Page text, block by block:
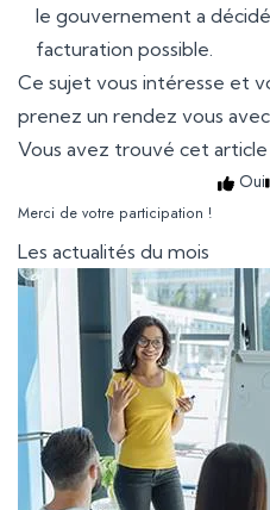
le gouvernement a
facturation possible.
Ce sujet vous intéresse et
prenez un rendez vous
Vous avez trouvé cet article
Oui
Merci de votre participation !
Les actualités du mois